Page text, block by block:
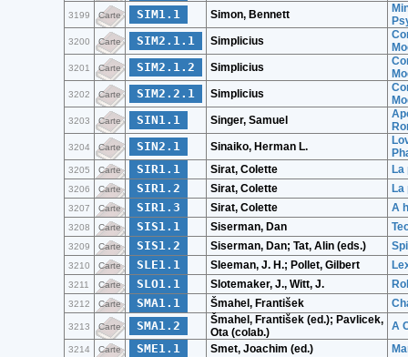
3199 Carte SIM1.1 Simon, Bennett
3200 Carte SIM2.1.1 Simplicius
3201 Carte SIM2.1.2 Simplicius
3202 Carte SIM2.2.1 Simplicius
3203 Carte SIN1.1 Singer, Samuel
3204 Carte SIN2.1 Sinaiko, Herman L.
3205 Carte SIR1.1 Sirat, Colette
3206 Carte SIR1.2 Sirat, Colette
3207 Carte SIR1.3 Sirat, Colette A
3208 Carte SIS1.1 Siserman, Dan
3209 Carte SIS1.2 Siserman, Dan; Tat, Alin (eds.)
3210 Carte SLE1.1 Sleeman, J. H.; Pollet, Gilbert
3211 Carte SLO1.1 Slotemaker, J., Witt, J.
3212 Carte SMA1.1 Šmahel, František
3213 Carte SMA1.2
Šmahel, František (ed.); Pavlicek,
Ota (colab.)
A
3214 Carte SME1.1 Smet, Joachim (ed.)